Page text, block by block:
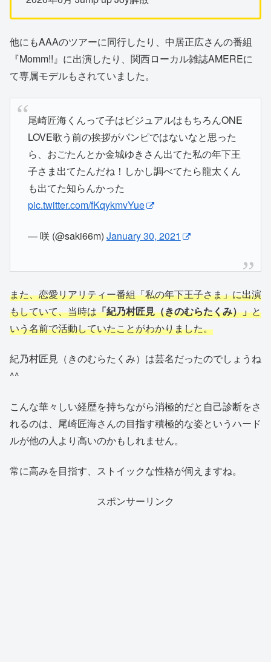
他にもAAAのツアーに同行したり、中居正広さんの番組
『Momm!!』に出演したり、関西ローカル雑誌AMEREに
て専属モデルもされていました。
尾崎匠海くんって子はビジュアルはもちろんONE
LOVE歌う前の挨拶がパンピではないなと思った
ら、おごたんとか金城ゆきさん出てた私の年下王
子さま出てたんだね！しかし調べてたら龍太くん
も出てた知らんかった
pic.twitter.com/fKqykmvYue
— 咲 (@saki66m) January 30, 2021
また、恋愛リアリティー番組「私の年下王子さま」に出演
もしていて、当時は「紀乃村匠見（きのむらたくみ）」と
いう名前で活動していたことがわかりました。
紀乃村匠見（きのむらたくみ）は芸名だったのでしょうね
^^
こんな華々しい経歴を持ちながら消極的だと自己診断をさ
れるのは、尾崎匠海さんの目指す積極的な姿というハード
ルが他の人より高いのかもしれません。
常に高みを目指す、ストイックな性格が伺えますね。
スポンサーリンク